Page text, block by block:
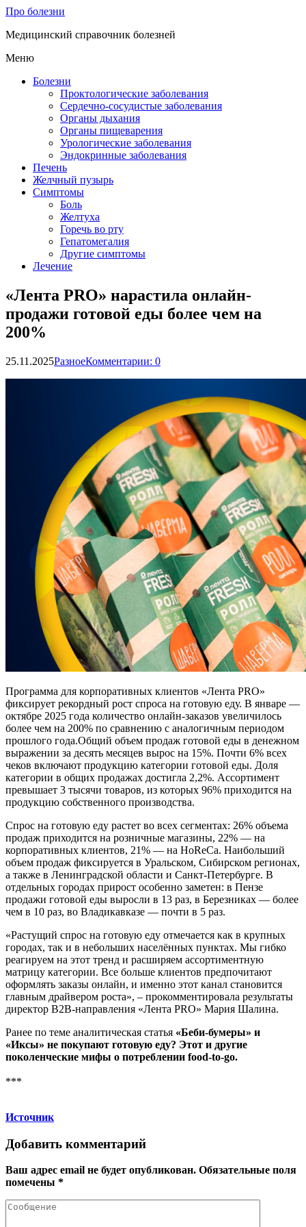
Про болезни
Медицинский справочник болезней
Меню
Болезни
Проктологические заболевания
Сердечно-сосудистые заболевания
Органы дыхания
Органы пищеварения
Урологические заболевания
Эндокринные заболевания
Печень
Желчный пузырь
Симптомы
Боль
Желтуха
Горечь во рту
Гепатомегалия
Другие симптомы
Лечение
«Лента PRO» нарастила онлайн-
продажи готовой еды более чем на
200%
25.11.2025РазноеКомментарии: 0
Программа для корпоративных клиентов «Лента PRO»
фиксирует рекордный рост спроса на готовую еду. В январе —
октябре 2025 года количество онлайн-заказов увеличилось
более чем на 200% по сравнению с аналогичным периодом
прошлого года.Общий объем продаж готовой еды в денежном
выражении за десять месяцев вырос на 15%. Почти 6% всех
чеков включают продукцию категории готовой еды. Доля
категории в общих продажах достигла 2,2%. Ассортимент
превышает 3 тысячи товаров, из которых 96% приходится на
продукцию собственного производства.
Спрос на готовую еду растет во всех сегментах: 26% объема
продаж приходится на розничные магазины, 22% — на
корпоративных клиентов, 21% — на HoReCa. Наибольший
объем продаж фиксируется в Уральском, Сибирском регионах,
а также в Ленинградской области и Санкт-Петербурге. В
отдельных городах прирост особенно заметен: в Пензе
продажи готовой еды выросли в 13 раз, в Березниках — более
чем в 10 раз, во Владикавказе — почти в 5 раз.
«Растущий спрос на готовую еду отмечается как в крупных
городах, так и в небольших населённых пунктах. Мы гибко
реагируем на этот тренд и расширяем ассортиментную
матрицу категории. Все больше клиентов предпочитают
оформлять заказы онлайн, и именно этот канал становится
главным драйвером роста», – прокомментировала результаты
директор B2B-направления «Лента PRO» Мария Шалина.
Ранее по теме аналитическая статья «Беби-бумеры» и
«Иксы» не покупают готовую еду? Этот и другие
поколенческие мифы о потреблении food-to-go.
***
Источник
Добавить комментарий
Ваш адрес email не будет опубликован. Обязательные поля
помечены *